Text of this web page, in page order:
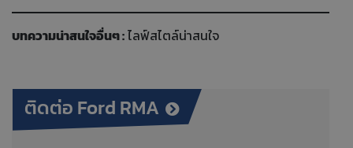
บทความน่าสนใจอื่นๆ :ไลฟ์สไตล์น่าสนใจ
ติดต่อ Ford RMA